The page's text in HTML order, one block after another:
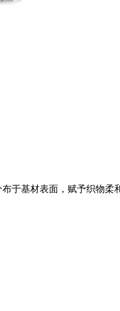
于基材表面，赋予织物